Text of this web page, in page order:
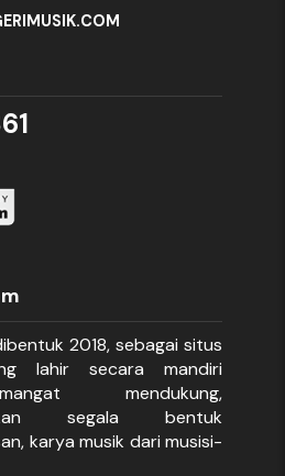
2018, sebagai situs
lahir secara mandiri
mendukung,
segala bentuk
karya musik dari musisi-